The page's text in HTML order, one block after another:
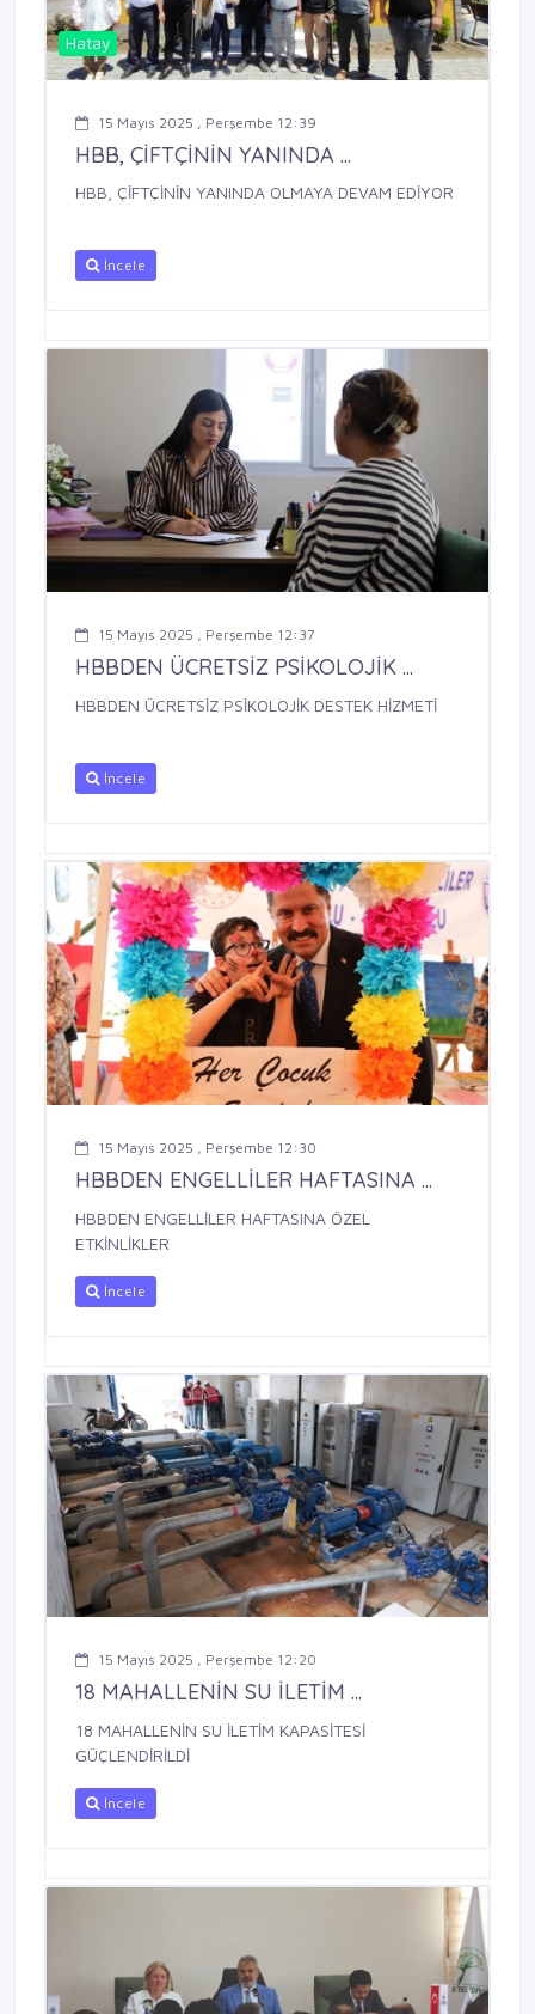
Hatay
15 Mayıs 2025 , Perşembe 12:39
HBB, ÇİFTÇİNİN YANINDA ...
HBB, ÇİFTÇİNİN YANINDA OLMAYA DEVAM EDİYOR
İncele
15 Mayıs 2025 , Perşembe 12:37
HBBDEN ÜCRETSİZ PSİKOLOJİK ...
HBBDEN ÜCRETSİZ PSİKOLOJİK DESTEK HİZMETİ
İncele
15 Mayıs 2025 , Perşembe 12:30
HBBDEN ENGELLİLER HAFTASINA ...
HBBDEN ENGELLİLER HAFTASINA ÖZEL
ETKİNLİKLER
İncele
15 Mayıs 2025 , Perşembe 12:20
18 MAHALLENİN SU İLETİM ...
18 MAHALLENİN SU İLETİM KAPASİTESİ
GÜÇLENDİRİLDİ
İncele